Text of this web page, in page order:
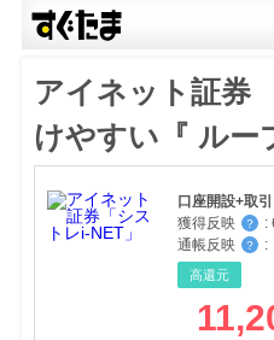
アイネット証券
けやすい『 ルー
口座開設+取引
獲得反映
？ :
通帳反映
？ :
高還元